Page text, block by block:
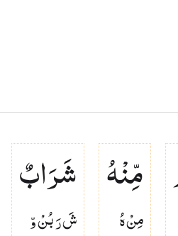
مِّنْهُ
مِنْ هُ
شَرَابٌ
شَ رَ بُنْ وّ